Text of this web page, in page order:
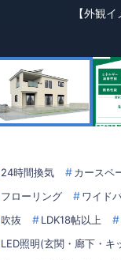
【外観
24時間換気 カースペ
フローリング
ワイド
吹抜
LDK18帖以上
LED照明(玄関・廊下・キ